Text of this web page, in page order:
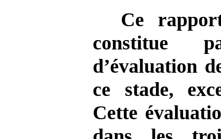
Ce
constitue
d’évaluation
ce stade,
Cette